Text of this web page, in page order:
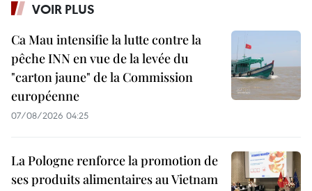
VOIR PLUS
Ca Mau intensifie la lutte contre la
pêche INN en vue de la levée du
"carton jaune" de la Commission
européenne
07/08/2026 04:25
La Pologne renforce la promotion de
ses produits alimentaires au Vietnam